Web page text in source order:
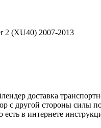
2 (XU40) 2007-2013
доставка
с другой стороны силы
в интернете